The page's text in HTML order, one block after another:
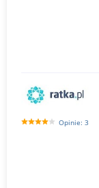
Opinie: 3